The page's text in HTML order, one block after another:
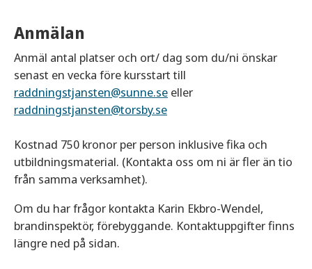
Anmälan
Anmäl antal platser och ort/ dag som du/ni önskar
senast en vecka före kursstart till
raddningstjansten@sunne.se eller
raddningstjansten@torsby.se
Kostnad 750 kronor per person inklusive fika och
utbildningsmaterial. (Kontakta oss om ni är fler än tio
från samma verksamhet).
Om du har frågor kontakta Karin Ekbro-Wendel,
brandinspektör, förebyggande. Kontaktuppgifter finns
längre ned på sidan.